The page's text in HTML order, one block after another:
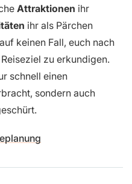
Attraktionen ihr
ihr als Pärchen
keinen Fall, euch nach
zu erkundigen.
schnell einen
sondern auch